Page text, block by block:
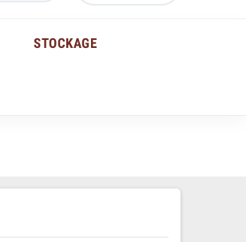
STOCKAGE